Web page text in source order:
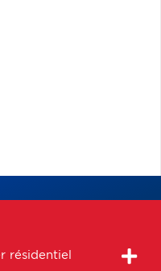
résidentiel